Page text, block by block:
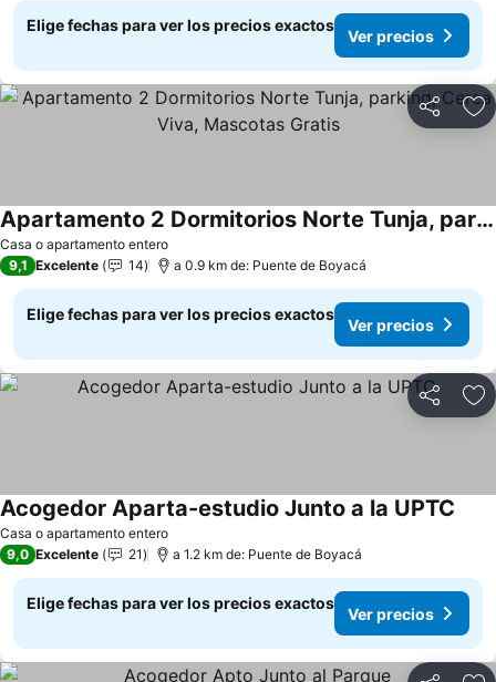
Elige fechas para ver los precios exactos
Ver precios
Compartir
Casa o apartamento entero
Apartamento 2 Dormitorios Norte Tunja, parking, Cerca Viva, Mascotas Gratis
9,1 Excelente 14 a 0.9 km de: Puente de Boyacá
Elige fechas para ver los precios exactos
Ver precios
Compartir
Casa o apartamento entero
Acogedor Aparta-estudio Junto a la UPTC
9,0 Excelente 21 a 1.2 km de: Puente de Boyacá
Elige fechas para ver los precios exactos
Ver precios